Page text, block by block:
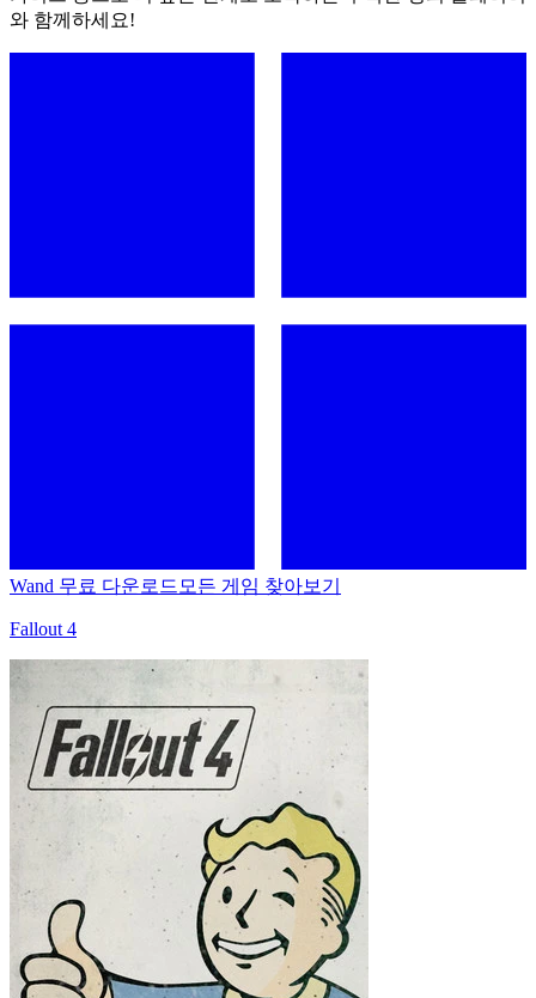
와 함께하세요!
Wand 무료 다운로드 모든 게임 찾아보기
Fallout 4